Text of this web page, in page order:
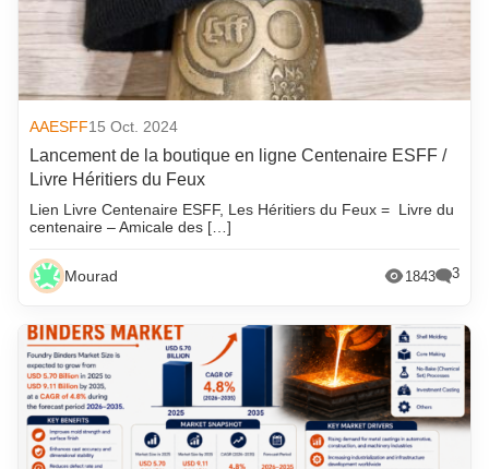
AAESFF15 Oct. 2024
Lancement de la boutique en ligne Centenaire ESFF /
Livre Héritiers du Feux
Lien Livre Centenaire ESFF, Les Héritiers du Feux = Livre du
centenaire – Amicale des […]
Mourad 1843 3